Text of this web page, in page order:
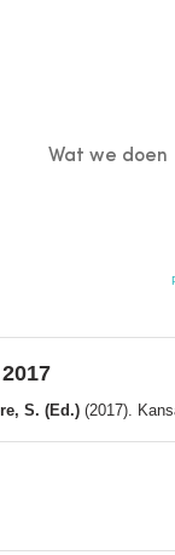
Wat we doen
S. (Ed.) (2017).